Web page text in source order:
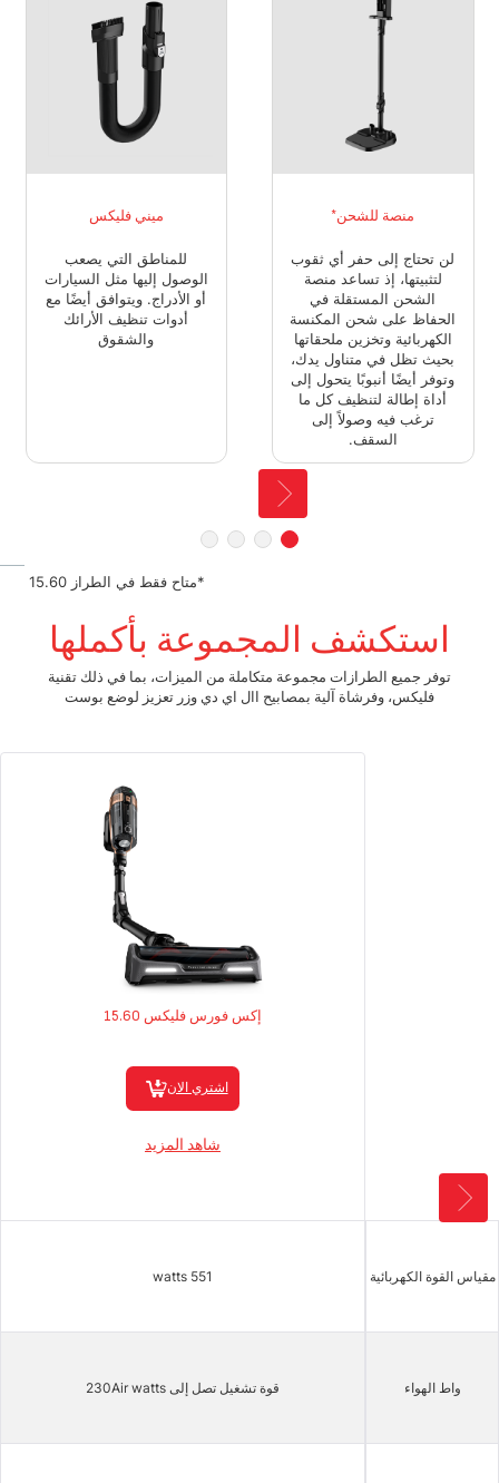
منصة للشحن*
لن تحتاج إلى حفر أي ثقوب
لتثبيتها، إذ تساعد منصة
الشحن المستقلة في
الحفاظ على شحن المكنسة
الكهربائية وتخزين ملحقاتها
بحيث تظل في متناول يدك،
وتوفر أيضًا أنبوبًا يتحول إلى
أداة إطالة لتنظيف كل ما
ترغب فيه وصولاً إلى
السقف.
ميني فليكس
للمناطق التي يصعب
الوصول إليها مثل السيارات
أو الأدراج. ويتوافق أيضًا مع
أدوات تنظيف الأرائك
والشقوق
*متاح فقط في الطراز 15.60
استكشف المجموعة بأكملها
توفر جميع الطرازات مجموعة متكاملة من الميزات، بما في ذلك تقنية
فليكس، وفرشاة آلية بمصابيح اال اي دي وزر تعزيز لوضع بوست
مقياس القوة الكهربائية
واط الهواء
إكس فورس فليكس 15.60
اشتري الان
شاهد المزيد
551 watts
قوة تشغيل تصل إلى 230Air watts